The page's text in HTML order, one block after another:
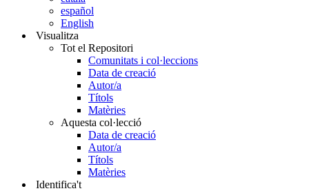
español
English
Visualitza
Tot el Repositori
Comunitats i col·leccions
Data de creació
Autor/a
Títols
Matèries
Aquesta col·lecció
Data de creació
Autor/a
Títols
Matèries
Identifica't